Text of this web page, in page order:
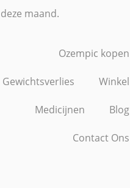
maand.
Ozempic kopen
Gewichtsverlies Winkel
Medicijnen Blog
Contact Ons